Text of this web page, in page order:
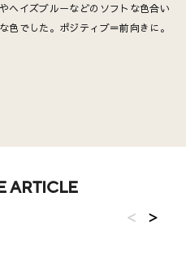
ヘイズブルーなどのソフトな色合い
色でした。ポジティブ＝前向きに。
ARTICLE
< >